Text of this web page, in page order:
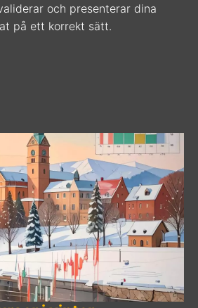
och presenterar dina
på ett korrekt sätt.